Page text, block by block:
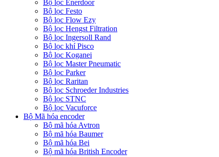
Bộ lọc Enerdoor
Bộ lọc Festo
Bộ lọc Flow Ezy
Bộ lọc Hengst Filtration
Bộ lọc Ingersoll Rand
Bộ lọc khí Pisco
Bộ lọc Koganei
Bộ lọc Master Pneumatic
Bộ lọc Parker
Bộ lọc Raritan
Bộ lọc Schroeder Industries
Bộ lọc STNC
Bộ lọc Vacuforce
Bộ Mã hóa encoder
Bộ mã hóa Avtron
Bộ mã hóa Baumer
Bộ mã hóa Bei
Bộ mã hóa British Encoder